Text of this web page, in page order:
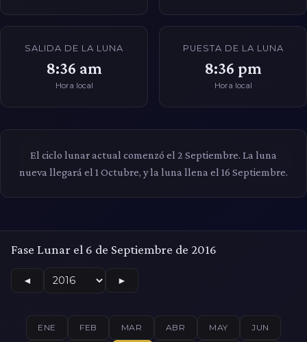
SALIDA DE LA LUNA
8:36 am
Hora local
PUESTA DE LA LUNA
8:36 pm
Hora local
El ciclo lunar actual comenzó el 2 Septiembre. La luna
nueva llegará el 1 Octubre, y la luna llena el 16 Septiembre.
Fase Lunar el 6 de Septiembre de 2016
◄ ►
ENE FEB MAR ABR MAY JUN